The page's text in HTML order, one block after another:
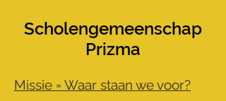
Scholengemeenschap
Prizma
Missie = Waar staan we voor?